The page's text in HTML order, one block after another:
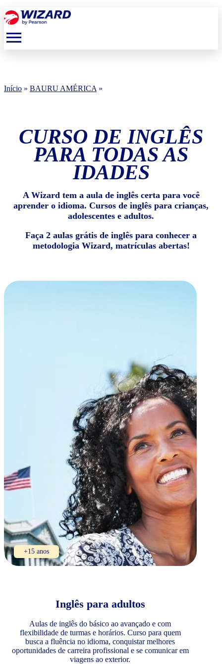
menu
Início » BAURU AMÉRICA »
CURSO DE INGLÊS
PARA TODAS AS
IDADES
A Wizard tem a aula de inglês certa para você
aprender o idioma. Cursos de inglês para crianças,
adolescentes e adultos.
Faça 2 aulas grátis de inglês para conhecer a
metodologia Wizard, matrículas abertas!
+15 anos
Inglês para adultos
Aulas de inglês do básico ao avançado e com
flexibilidade de turmas e horários. Curso para quem
busca a fluência no idioma, conquistar melhores
oportunidades de carreira profissional e se comunicar em
viagens ao exterior.